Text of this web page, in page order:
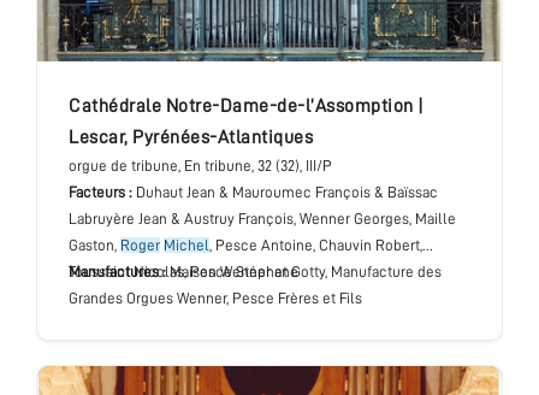
cathédrale Notre-Dame-de-l’Assomption
Lescar, Pyrénées-Atlantiques
orgue de tribune, En tribune, 32 (32), III/P
Facteurs : Duhaut Jean & Mauroumec François & Baïssac
Labruyère Jean & Austruy François, Wenner Georges, Maille
Gaston, Roger Michel , Pesce Antoine, Chauvin Robert,
Toussaint Nicolas, Pesce Stéphane
Manufactures : Maison Wenner et Gotty, Manufacture des
Grandes Orgues Wenner, Pesce Frères et Fils